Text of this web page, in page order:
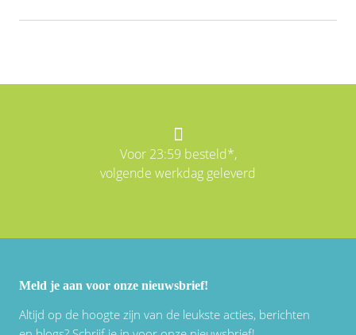
Voor 23:59 besteld*,
volgende werkdag geleverd
Meld je aan voor onze nieuwsbrief!
Altijd op de hoogte zijn van de leukste acties, berichten